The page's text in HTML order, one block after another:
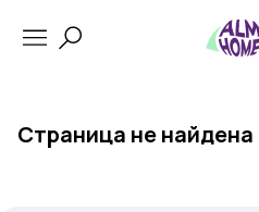
Страница не найдена